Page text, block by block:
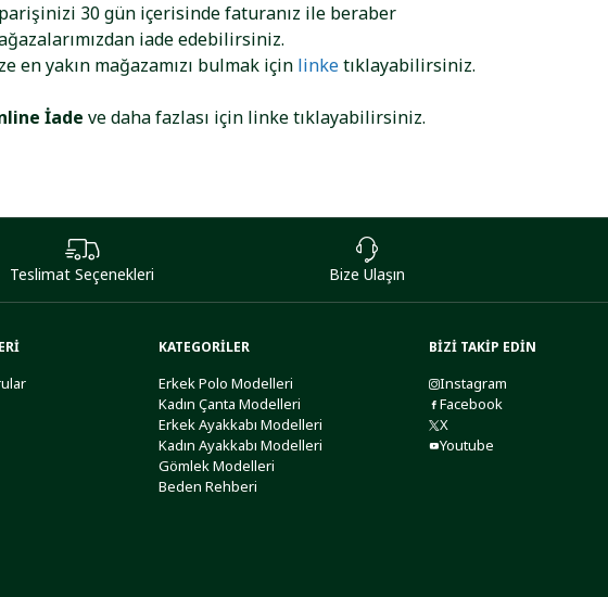
30 gün içerisinde faturanız ile beraber
iade edebilirsiniz.
en yakın mağazamızı bulmak için linketıklayabilirsiniz.
İade ve daha fazlası için linketıklayabilirsiniz.
Teslimat Seçenekleri Bize Ulaşın
KATEGORİLER
Erkek Polo Modelleri
Kadın Çanta Modelleri
Erkek Ayakkabı Modelleri
Kadın Ayakkabı Modelleri
Gömlek Modelleri
Beden Rehberi
BİZİ TAKİP EDİN
Instagram
Facebook
X
Youtube